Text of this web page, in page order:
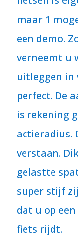
maar 1
een demo.
verneemt u
uitleggen in
perfect. De
is rekening
actieradius.
verstaan.
gelastte
super stijf
dat u op
fiets rijdt.